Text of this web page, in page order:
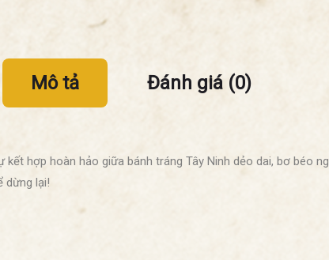
Mô tả Đánh giá (0)
hợp hoàn hảo giữa bánh tráng Tây Ninh dẻo dai, bơ béo
dừng lại!